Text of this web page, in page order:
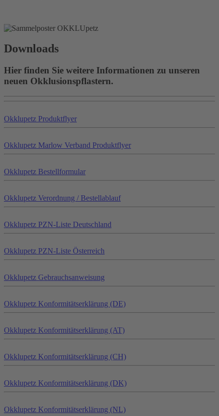
Downloads
Hier finden Sie weitere Informationen zu unseren
neuen Okklusionspflastern.
Okklupetz Produktflyer
Okklupetz Marlow Verband Produktflyer
Okklupetz Bestellformular
Okklupetz Verordnung / Bestellablauf
Okklupetz PZN-Liste Deutschland
Okklupetz PZN-Liste Österreich
Okklupetz Gebrauchsanweisung
Okklupetz Konformitätserklärung (DE)
Okklupetz Konformitätserklärung (AT)
Okklupetz Konformitätserklärung (CH)
Okklupetz Konformitätserklärung (DK)
Okklupetz Konformitätserklärung (NL)